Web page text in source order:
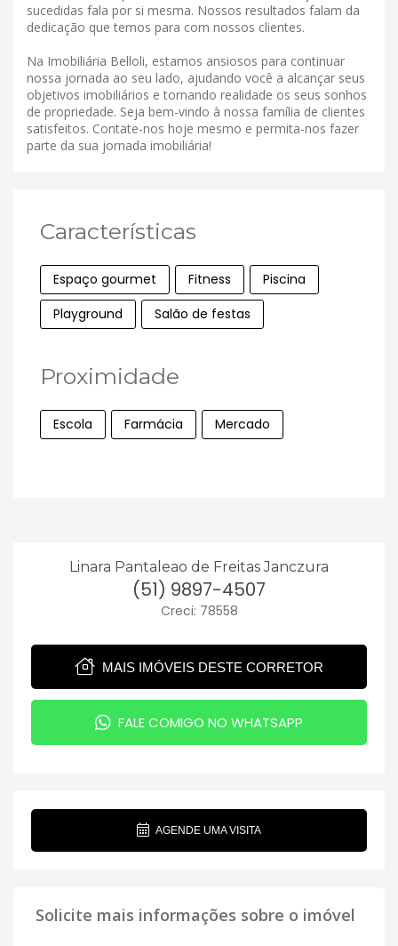
sucedidas fala por si mesma. Nossos resultados falam da
dedicação que temos para com nossos clientes.
Na Imobiliária Belloli, estamos ansiosos para continuar
nossa jornada ao seu lado, ajudando você a alcançar seus
objetivos imobiliários e tornando realidade os seus sonhos
de propriedade. Seja bem-vindo à nossa família de clientes
satisfeitos. Contate-nos hoje mesmo e permita-nos fazer
parte da sua jornada imobiliária!
Características
Espaço gourmet Fitness
Piscina
Playground
Salão de festas
Proximidade
Escola Farmácia Mercado
Linara Pantaleao de Freitas Janczura
(51) 9897-4507
Creci: 78558
MAIS IMÓVEIS DESTE CORRETOR
FALE COMIGO NO WHATSAPP
AGENDE UMA VISITA
Solicite mais informações sobre o imóvel